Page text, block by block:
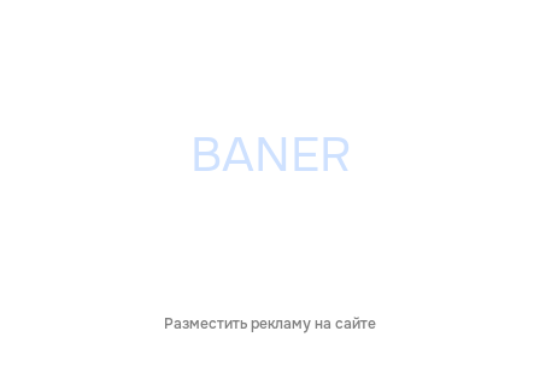
Разместить рекламу на сайте